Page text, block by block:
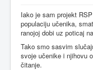
Iako je sam projekt
populaciju učenika,
ranojoj dobi uz poticaj
Tako smo sasvim
svoje učenike i njihovu
čitanje.